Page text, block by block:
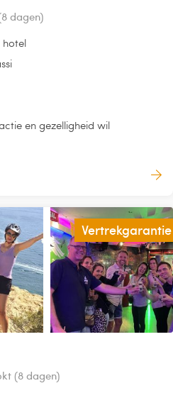
dagen)
hotel
en gezelligheid wil
Vertrekgarantie
(8 dagen)